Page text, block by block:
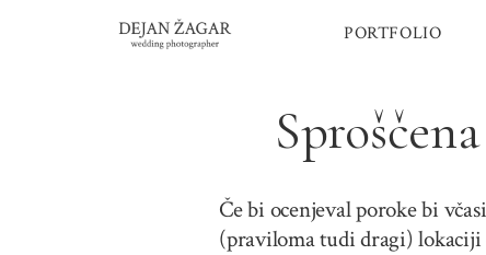
PORTFOLIO
Če bi ocenjeval poroke bi
(praviloma tudi dragi) lokaciji